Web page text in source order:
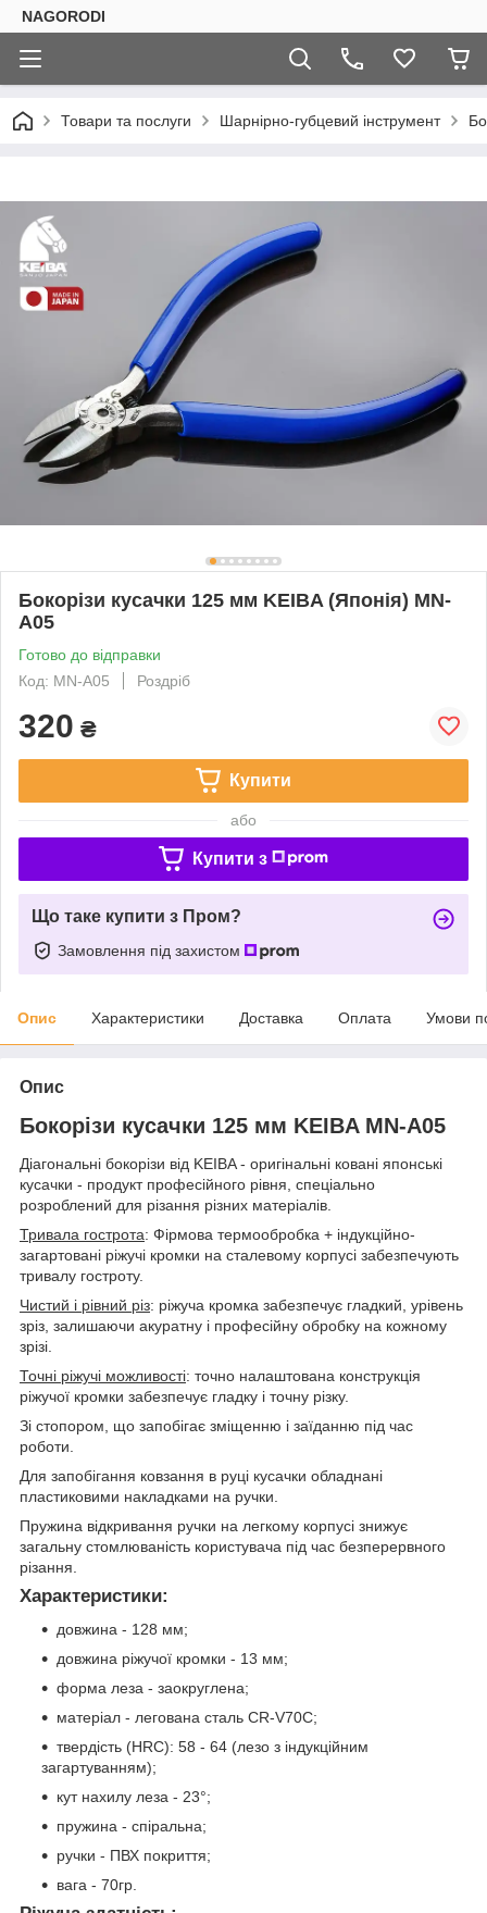
NAGORODI
Товари та послуги Шарнірно-губцевий інструмент
Бокорізи кусачки 125 мм KEIBA (Японія) MN-
A05
Готово до відправки
Код: MN-A05
Роздріб
320 ₴
Купити
або
Купити з
Що таке купити з Пром?
Замовлення під захистом
Опис Характеристики Доставка Оплата Умови
Опис
Бокорізи кусачки 125 мм KEIBA MN-A05
Діагональні бокорізи від KEIBA - оригінальні ковані японські
кусачки - продукт професійного рівня, спеціально
розроблений для різання різних матеріалів.
Тривала гострота: Фірмова термообробка + індукційно-
загартовані ріжучі кромки на сталевому корпусі забезпечують
тривалу гостроту.
Чистий і рівний різ: ріжуча кромка забезпечує гладкий, урівень
зріз, залишаючи акуратну і професійну обробку на кожному
зрізі.
Точні ріжучі можливості: точно налаштована конструкція
ріжучої кромки забезпечує гладку і точну різку.
Зі стопором, що запобігає зміщенню і заїданню під час
роботи.
Для запобігання ковзання в руці кусачки обладнані
пластиковими накладками на ручки.
Пружина відкривання ручки на легкому корпусі знижує
загальну стомлюваність користувача під час безперервного
різання.
Характеристики:
довжина - 128 мм;
довжина ріжучої кромки - 13 мм;
форма леза - заокруглена;
матеріал - легована сталь CR-V70C;
твердість (HRC): 58 - 64 (лезо з індукційним
загартуванням);
кут нахилу леза - 23°;
пружина - спіральна;
ручки - ПВХ покриття;
вага - 70гр.